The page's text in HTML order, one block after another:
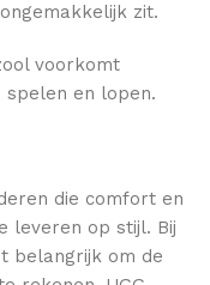
zit.
voorkomt
spelen en lopen.
die comfort en
leveren op stijl. Bij
belangrijk om de